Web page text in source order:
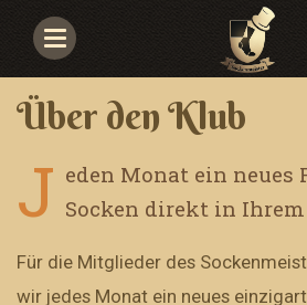
Navigace
Über den Klub
J eden Monat ein neues
Socken direkt in
Für die Mitglieder des
wir jedes Monat ein neues